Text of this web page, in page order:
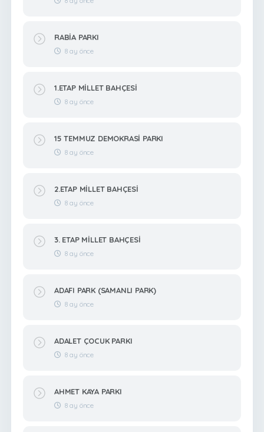
RABİA PARKI
8 ay önce
1.ETAP MİLLET BAHÇESİ
8 ay önce
15 TEMMUZ DEMOKRASİ PARKI
8 ay önce
2.ETAP MİLLET BAHÇESİ
8 ay önce
3. ETAP MİLLET BAHÇESİ
8 ay önce
ADAFI PARK (SAMANLI PARK)
8 ay önce
ADALET ÇOCUK PARKI
8 ay önce
AHMET KAYA PARKI
8 ay önce